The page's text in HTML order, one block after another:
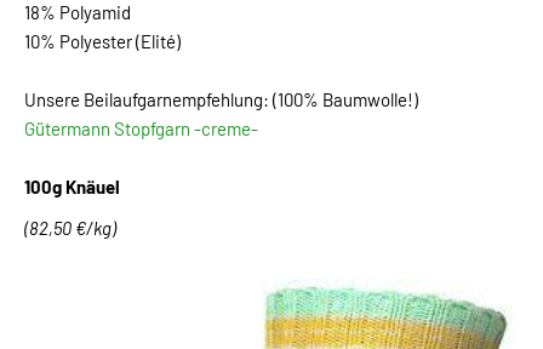
18% Polyamid
10% Polyester (Elité)
Unsere Beilaufgarnempfehlung: (100% Baumwolle!)
Gütermann Stopfgarn -creme-
100g Knäuel
(82,50 €/kg)